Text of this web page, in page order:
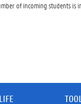
of incoming students